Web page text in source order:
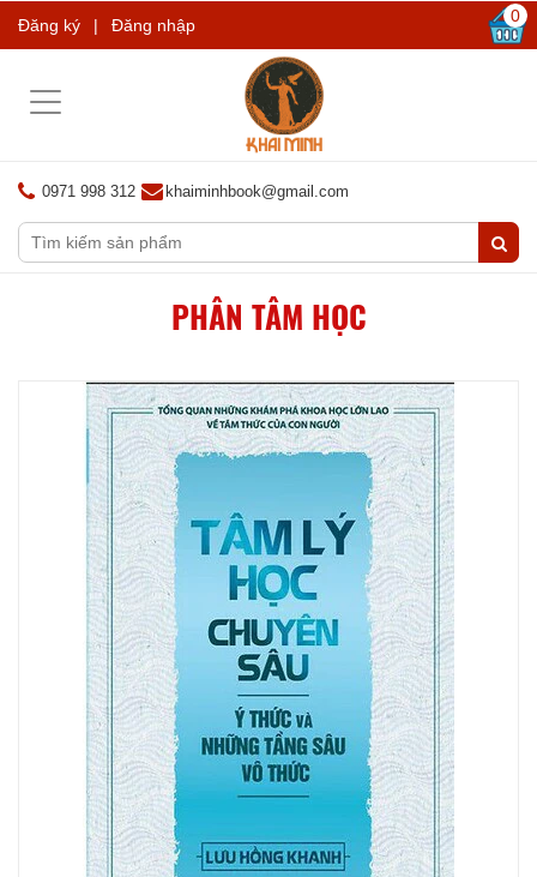
Đăng ký | Đăng nhập 0
Toggle
0971 998 312 khaiminhbook@gmail.com
PHÂN TÂM HỌC